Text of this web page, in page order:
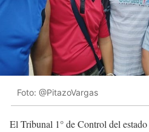
Foto: @PitazoVargas
El Tribunal 1° de Control del